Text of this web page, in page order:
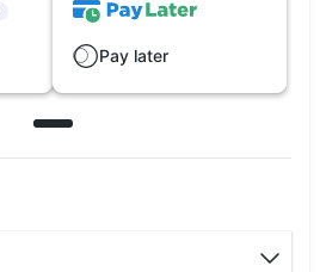
Pay later